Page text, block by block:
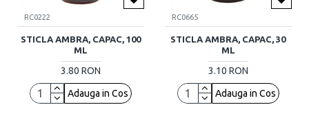
RC0222
STICLA AMBRA, CAPAC, 100
ML
3.80 RON
Adauga in Cos
RC0665
STICLA AMBRA, CAPAC, 30
ML
3.10 RON
Adauga in Cos